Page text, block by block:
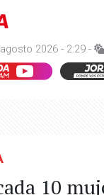
2026 - 2:29 -
10